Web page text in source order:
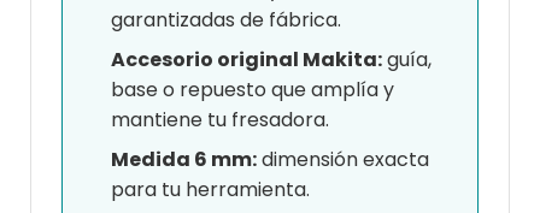
garantizadas de fábrica.
Accesorio original Makita:guía,
base o repuesto que amplía y
mantiene tu fresadora.
Medida 6 mm:dimensión exacta
para tu herramienta.